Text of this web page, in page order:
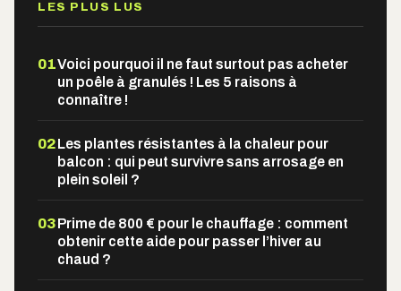
LES PLUS LUS
01Voici pourquoi il ne faut surtout pas acheter
un poêle à granulés ! Les 5 raisons à
connaître !
02Les plantes résistantes à la chaleur pour
balcon : qui peut survivre sans arrosage en
plein soleil ?
03Prime de 800 € pour le chauffage : comment
obtenir cette aide pour passer l’hiver au
chaud ?